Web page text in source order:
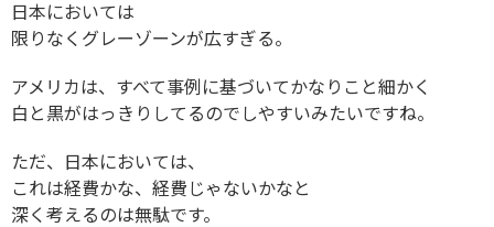
日本においては
限りなくグレーゾーンが広すぎる。
アメリカは、すべて事例に基づいてかなりこと細かく
白と黒がはっきりしてるのでしやすいみたいですね。
ただ、日本においては、
これは経費かな、経費じゃないかなと
深く考えるのは無駄です。